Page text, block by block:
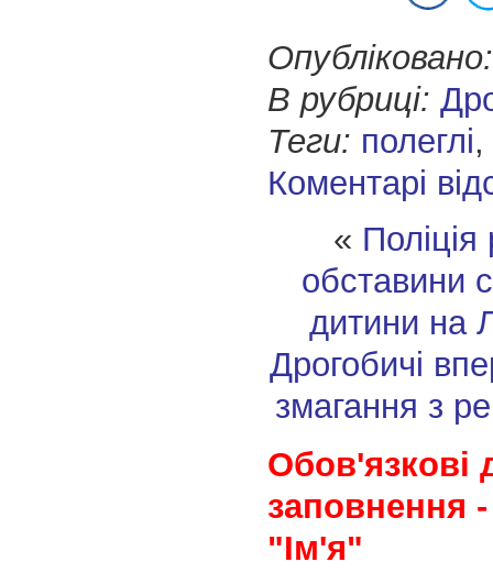
Опубліковано:
В рубриці:
Теги: полеглі,
Коментарі
« Поліція
обставини
дитини на
Дрогобичі
змагання з
Обов'язкові
заповнення
"Ім'я"